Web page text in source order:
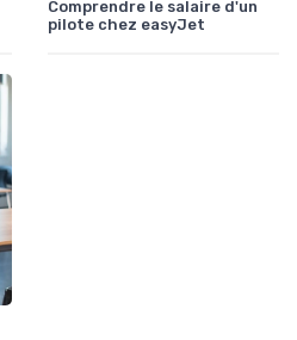
Comprendre le salaire d'un
pilote chez easyJet